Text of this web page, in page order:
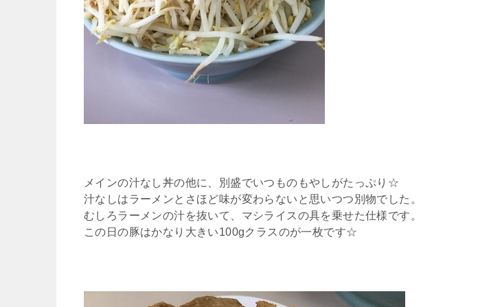
メインの汁なし丼の他に、別盛でいつものもやしがたっぷり☆
汁なしはラーメンとさほど味が変わらないと思いつつ別物でした。
むしろラーメンの汁を抜いて、マシライスの具を乗せた仕様です。
この日の豚はかなり大きい100gクラスのが一枚です☆